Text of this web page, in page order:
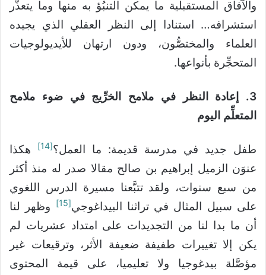
والآفاق المستقبلية ما يمكن التنبُؤ به منها وما يتعذَّر
استشرافه… استنادا إلى النظر العقلي الذي يجيده
العلماء والمختصُّون، ودون ارتهان للأيديولوجيات
المتحجِّرة بأنواعها.
3. إعادة النظر في ملامح الخرِّيج في ضوء ملامح
المتعلِّم اليوم
طفل جديد في مدرسة قديمة: ما العمل؟[14]
هكذا
عنوَن الزميل إبراهيم بن صالح مقالا صدر له منذ أكثر
من سبع سنوات، ولقد تتبَّعنا مسيرة الدرس اللغوي
على سبيل المثال في تراثنا البيداغوجي[15]
وظهر لنا
أن ما بدا لنا من التجديدات على امتداد عشريات لم
يكن إلا تغييرات طفيفة ضعيفة الأثر، وترقيعات غير
مؤصَّلة بيدغوجيا ولا تعليميا، على قيمة المحتوى